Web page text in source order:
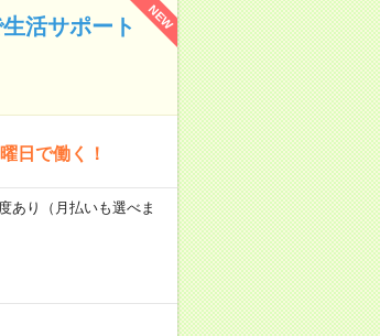
NEW
活サポート
日で働く！
あり（月払いも選べま